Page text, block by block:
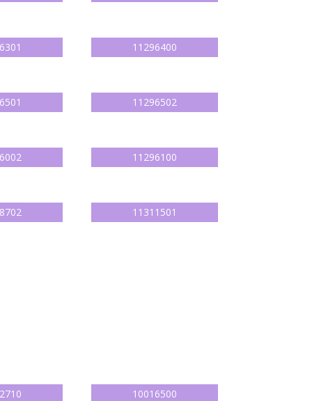
11296400
11296502
11296100
11311501
10016500